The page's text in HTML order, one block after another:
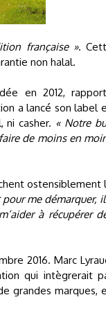
française ».
non halal.
en 2012,
a lancé son label
ni casher. « Notre
de moins en
ostensiblement
pour me démarquer,
à récupérer
2016. Marc
qui intègrerait
grandes marques,